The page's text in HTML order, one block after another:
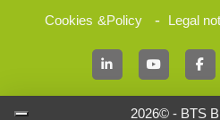
Cookies &Policy - Legal
2026© - BTS